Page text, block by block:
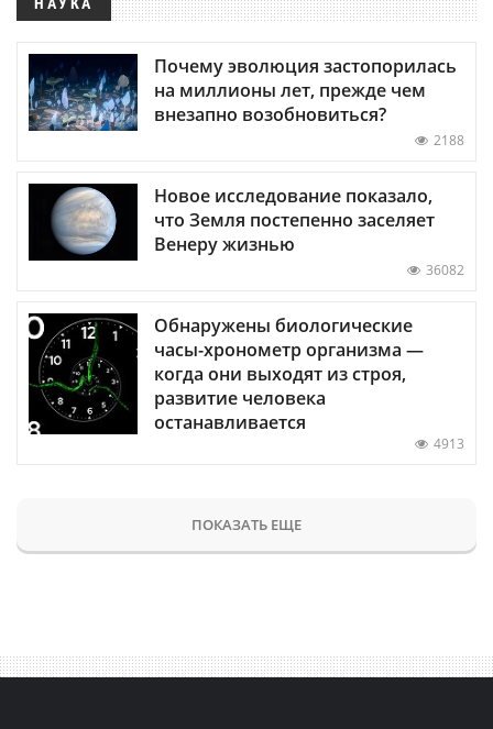
Почему эволюция застопорилась
на миллионы лет, прежде чем
внезапно возобновиться?
2188
Новое исследование показало,
что Земля постепенно заселяет
Венеру жизнью
36082
Обнаружены биологические
часы-хронометр организма —
когда они выходят из строя,
развитие человека
останавливается
4913
ПОКАЗАТЬ ЕЩЕ